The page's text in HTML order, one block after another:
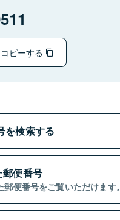
ピーする
を検索する
便番号
便番号をご覧いただけます。